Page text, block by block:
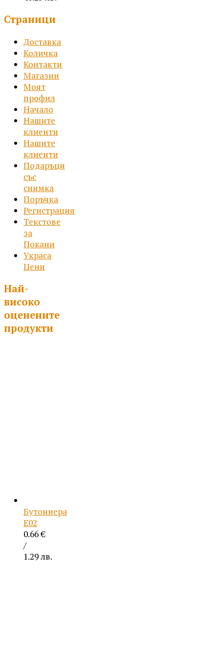
range:
/
19.56 лв.
through
20.58 €
/
40.25 лв.
Страници
Доставка
Количка
Контакти
Магазин
Моят
профил
Начало
Нашите
клиенти
Нашите
клиенти
Подаръци
със
снимка
Поръчка
Регистрация
Текстове
за
Покани
Украса
Цени
Най-
високо
оценените
продукти
Бутониера
Е02
0.66€
/
1.29 лв.